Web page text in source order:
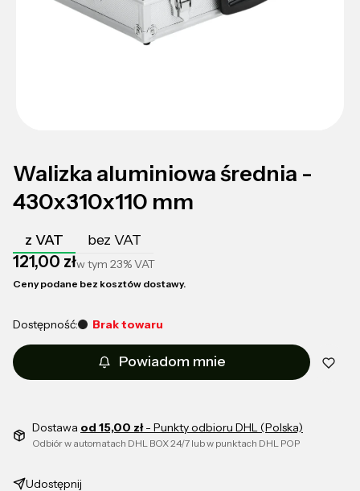
Walizka aluminiowa średnia -
430x310x110 mm
z VAT bez VAT
Cena
121,00 złw tym 23%VAT
Ceny podane bez kosztów dostawy.
Dostępność: Brak towaru
Powiadom mnie
Dostawa od 15,00 zł- Punkty odbioru DHL (Polska)
Odbiór w automatach DHL BOX 24/7 lub w punktach DHL POP
Udostępnij